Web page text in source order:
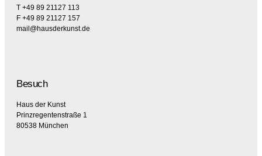
T +49 89 21127 113
F +49 89 21127 157
mail@hausderkunst.de
Besuch
Haus der Kunst
Prinzregentenstraße 1
80538 München